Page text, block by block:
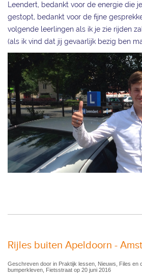
Leendert, bedankt voor de energie die
gestopt, bedankt voor de fijne
volgende leerlingen als ik je zie rijden
(als ik vind dat jij gevaarlijk bezig ben
Rijles buiten Apeldoorn -
Geschreven door in Praktijk lessen, Nieuws, Files en
bumperkleven, Fietsstraat op 20 juni 2016